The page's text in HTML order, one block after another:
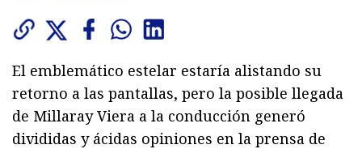
El emblemático estelar estaría alistando su
retorno a las pantallas, pero la posible llegada
de Millaray Viera a la conducción generó
divididas y ácidas opiniones en la prensa de